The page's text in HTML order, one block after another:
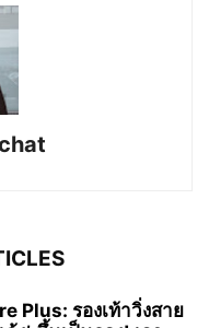
Plus: รองเท้าวิ่งสาย